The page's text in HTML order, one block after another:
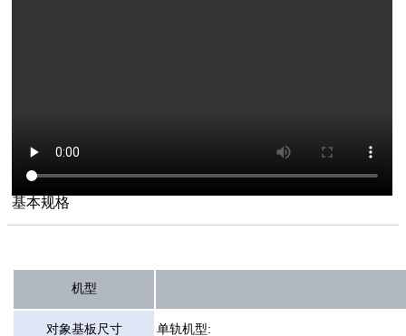
基本规格
机型
对象基板尺寸
单轨机型: